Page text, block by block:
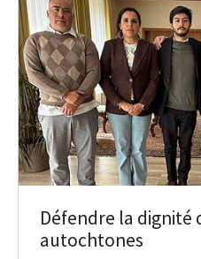
Défendre la dignité
autochtones